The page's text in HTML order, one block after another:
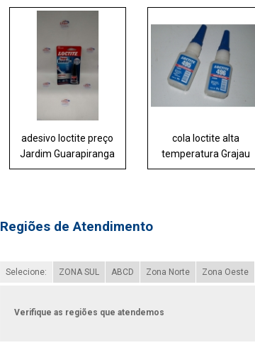
adesivo loctite preço
Jardim Guarapiranga
cola loctite alta
temperatura Grajau
Regiões de Atendimento
Selecione: ZONA SUL ABCD Zona Norte Zona Oeste
Verifique as regiões que atendemos